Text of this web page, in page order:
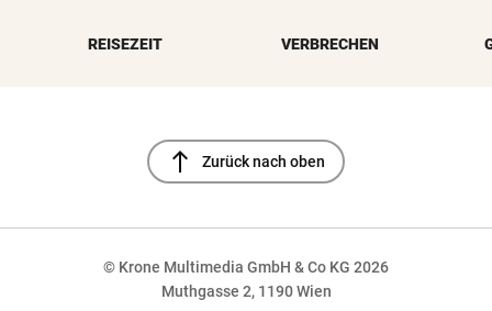
REISEZEIT VERBRECHEN
north Zurück nach oben
© Krone Multimedia GmbH & Co KG 2026
Muthgasse 2, 1190 Wien